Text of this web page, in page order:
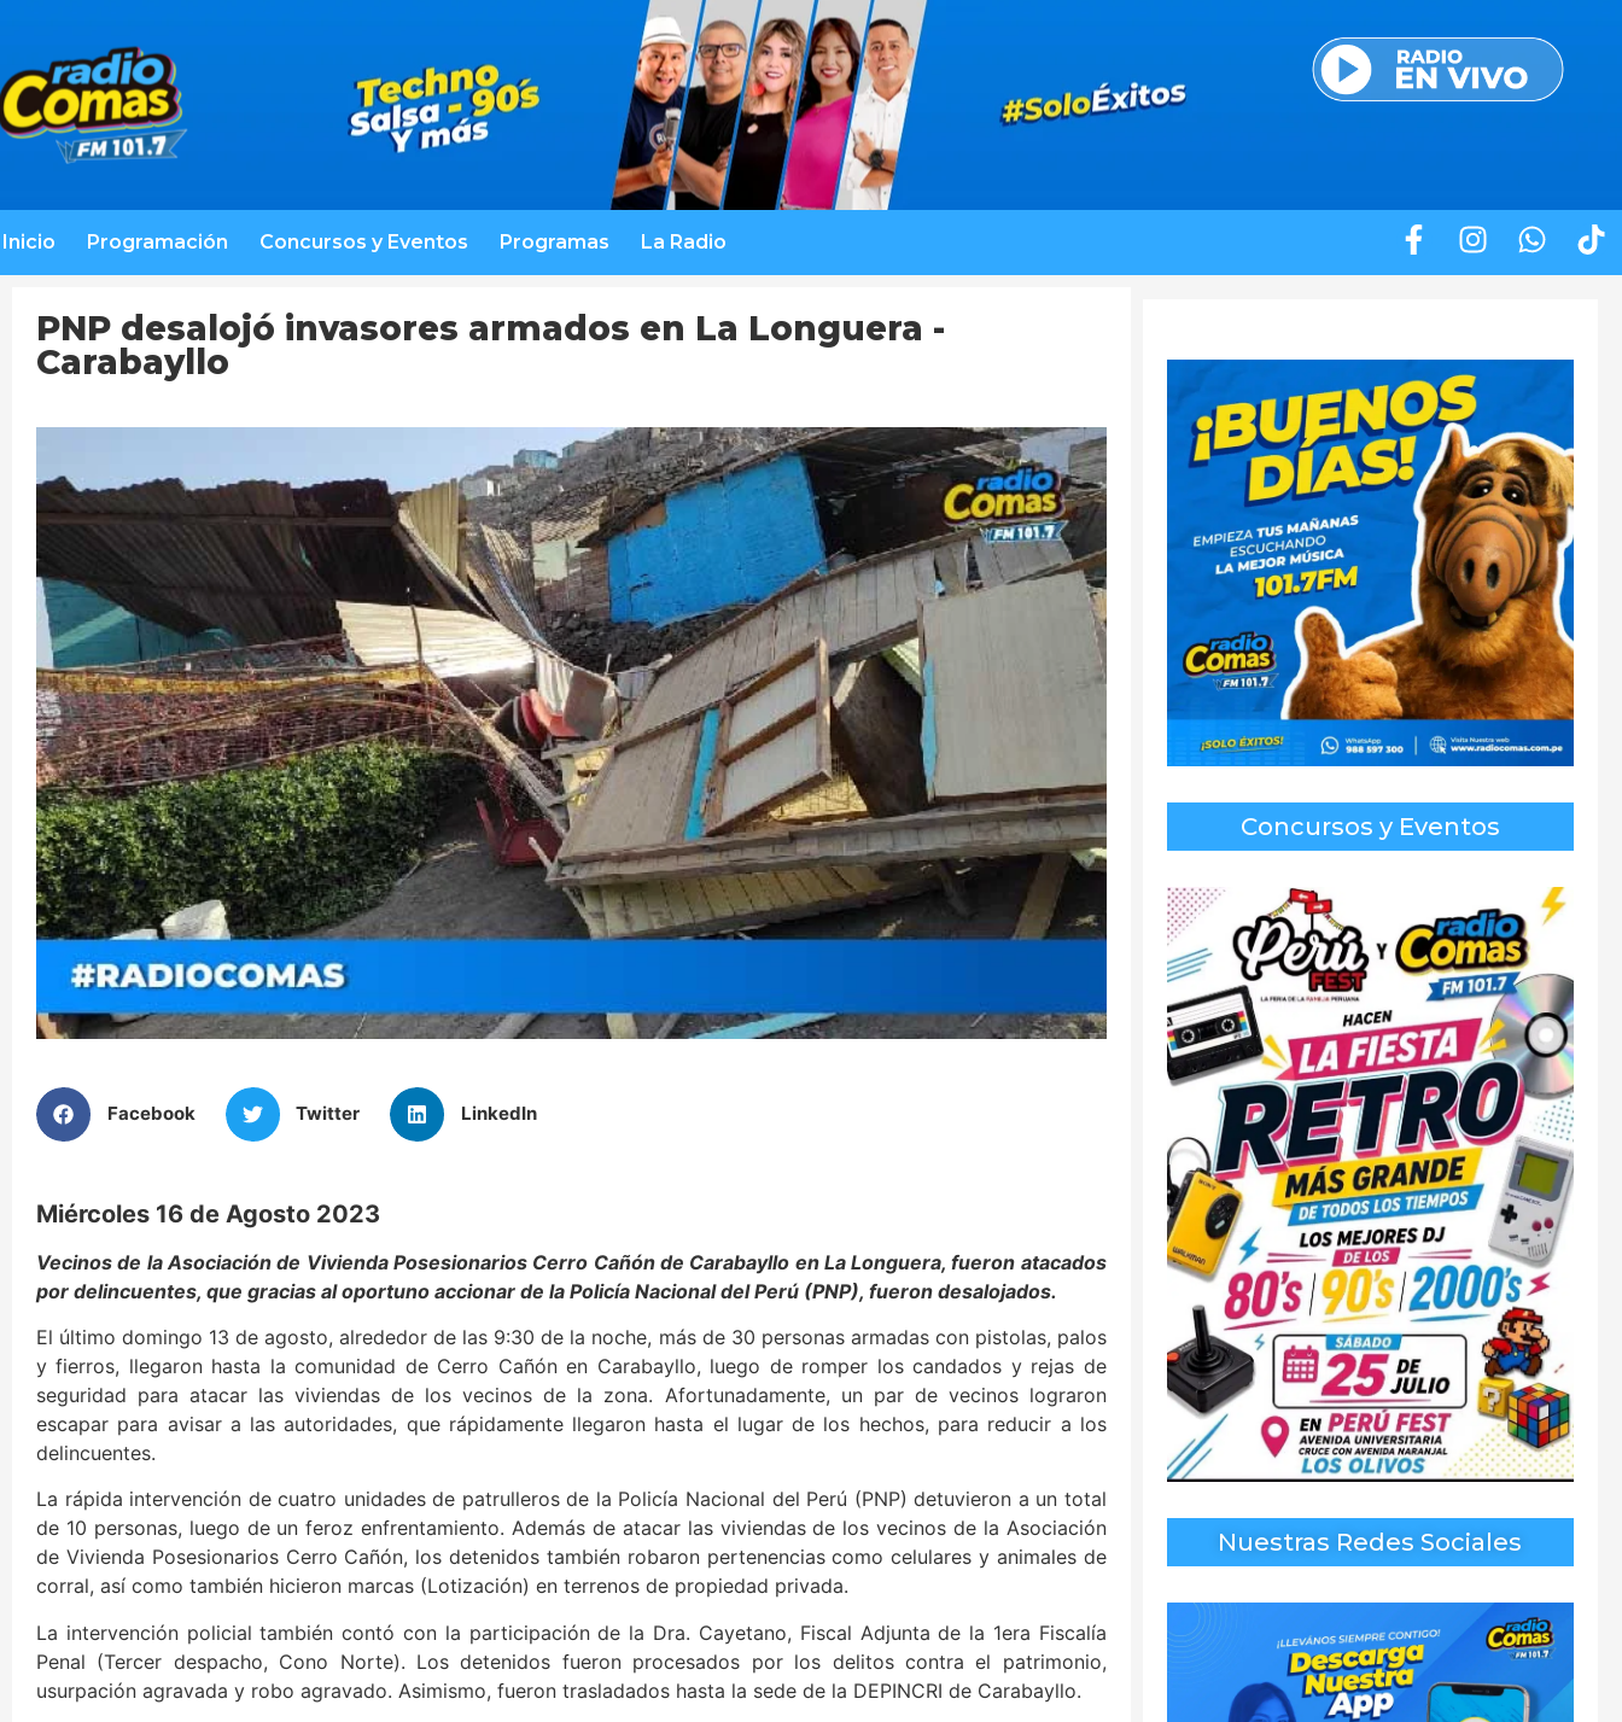
Inicio Programación Concursos y Eventos Programas La Radio
PNP desalojó invasores armados en La Longuera -
Carabayllo
Facebook Twitter LinkedIn
Miércoles 16 de Agosto 2023
Vecinos de la Asociación de Vivienda Posesionarios Cerro Cañón de Carabayllo en La Longuera, fueron atacados
por delincuentes, que gracias al oportuno accionar de la Policía Nacional del Perú (PNP), fueron desalojados.
El último domingo 13 de agosto, alrededor de las 9:30 de la noche, más de 30 personas armadas con pistolas, palos
y fierros, llegaron hasta la comunidad de Cerro Cañón en Carabayllo, luego de romper los candados y rejas de
seguridad para atacar las viviendas de los vecinos de la zona. Afortunadamente, un par de vecinos lograron
escapar para avisar a las autoridades, que rápidamente llegaron hasta el lugar de los hechos, para reducir a los
delincuentes.
La rápida intervención de cuatro unidades de patrulleros de la Policía Nacional del Perú (PNP) detuvieron a un total
de 10 personas, luego de un feroz enfrentamiento. Además de atacar las viviendas de los vecinos de la Asociación
de Vivienda Posesionarios Cerro Cañón, los detenidos también robaron pertenencias como celulares y animales de
corral, así como también hicieron marcas (Lotización) en terrenos de propiedad privada.
La intervención policial también contó con la participación de la Dra. Cayetano, Fiscal Adjunta de la 1era Fiscalía
Penal (Tercer despacho, Cono Norte). Los detenidos fueron procesados por los delitos contra el patrimonio,
usurpación agravada y robo agravado. Asimismo, fueron trasladados hasta la sede de la DEPINCRI de Carabayllo.
Concursos y Eventos
Nuestras Redes Sociales